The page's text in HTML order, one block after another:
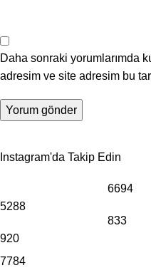
Daha sonraki yorumlarımda
adresim ve site adresim bu
Instagram'da Takip Edin
5288
920
6694
833
7784